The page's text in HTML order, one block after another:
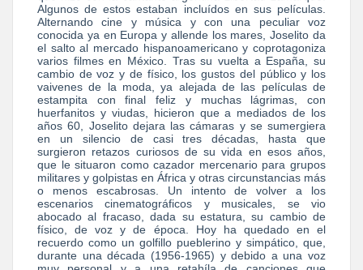
Algunos de estos estaban incluídos en sus películas.
Alternando cine y música y con una peculiar voz
conocida ya en Europa y allende los mares, Joselito da
el salto al mercado hispanoamericano y coprotagoniza
varios filmes en México. Tras su vuelta a España, su
cambio de voz y de físico, los gustos del público y los
vaivenes de la moda, ya alejada de las películas de
estampita con final feliz y muchas lágrimas, con
huerfanitos y viudas, hicieron que a mediados de los
años 60, Joselito dejara las cámaras y se sumergiera
en un silencio de casi tres décadas, hasta que
surgieron retazos curiosos de su vida en esos años,
que le situaron como cazador mercenario para grupos
militares y golpistas en África y otras circunstancias más
o menos escabrosas. Un intento de volver a los
escenarios cinematográficos y musicales, se vio
abocado al fracaso, dada su estatura, su cambio de
físico, de voz y de época. Hoy ha quedado en el
recuerdo como un golfillo pueblerino y simpático, que,
durante una década (1956-1965) y debido a una voz